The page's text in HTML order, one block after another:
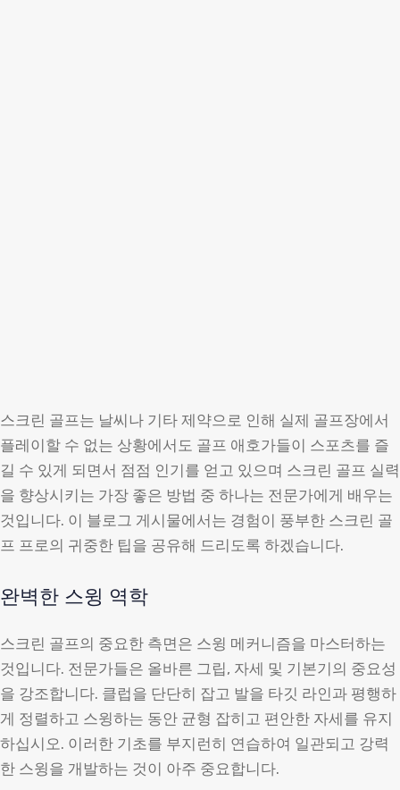
스크린 골프는 날씨나 기타 제약으로 인해 실제 골프장에서
플레이할 수 없는 상황에서도 골프 애호가들이 스포츠를 즐
길 수 있게 되면서 점점 인기를 얻고 있으며 스크린 골프 실력
을 향상시키는 가장 좋은 방법 중 하나는 전문가에게 배우는
것입니다. 이 블로그 게시물에서는 경험이 풍부한 스크린 골
프 프로의 귀중한 팁을 공유해 드리도록 하겠습니다.
완벽한 스윙 역학
스크린 골프의 중요한 측면은 스윙 메커니즘을 마스터하는
것입니다. 전문가들은 올바른 그립, 자세 및 기본기의 중요성
을 강조합니다. 클럽을 단단히 잡고 발을 타깃 라인과 평행하
게 정렬하고 스윙하는 동안 균형 잡히고 편안한 자세를 유지
하십시오. 이러한 기초를 부지런히 연습하여 일관되고 강력
한 스윙을 개발하는 것이 아주 중요합니다.